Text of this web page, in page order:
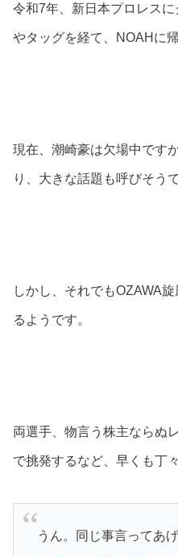
令和7年、新日本プロレス
やタッグを経て、NOAHに
現在、潮崎豪は欠場中です
り、大きな話題も呼びそうで
しかし、それでもOZAWA
るようです。
両選手、物言う株主ならぬ
で挑発するなど、早くも丁
うん。同じ事言ってあげ